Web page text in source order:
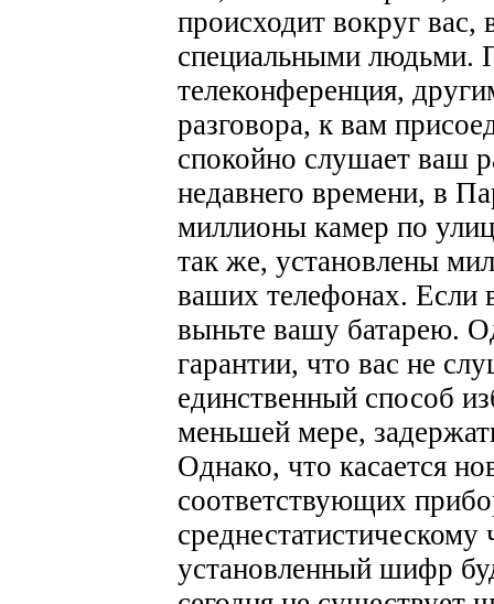
происходит вокруг вас,
специальными людьми.
телеконференция,
разговора, к вам
спокойно слушает ваш
недавнего времени, в
миллионы камер по
так же, установлены
ваших телефонах. Если
выньте вашу батарею.
гарантии, что вас не
единственный способ
меньшей мере,
Однако, что касается
соответствующих
установленный шифр